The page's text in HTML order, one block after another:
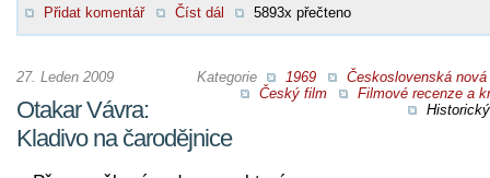
Přidat komentář Číst dál 5893x přečteno
Kategorie 1969
Československá nová
Český film
Filmové recenze a
27. Leden 2009
Otakar Vávra:
Kladivo na čarodějnice